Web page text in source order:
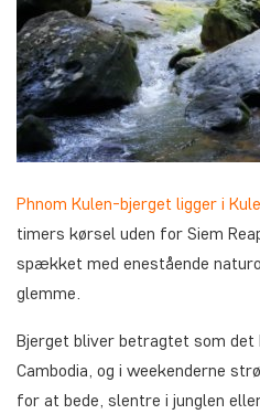
Phnom Kulen-bjerget ligger i
timers kørsel uden for Siem
spækket med enestående
glemme.
Bjerget bliver betragtet som det
Cambodia, og i weekenderne
for at bede, slentre i junglen